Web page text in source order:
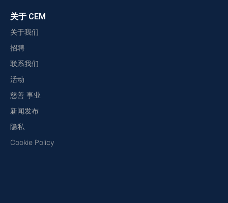
关于 CEM
关于我们
招聘
联系我们
活动
慈善 事业
新闻发布
隐私
Cookie Policy